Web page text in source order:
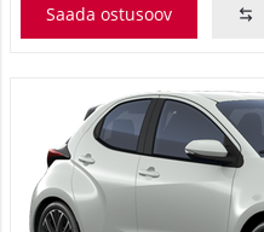
Saada ostusoov